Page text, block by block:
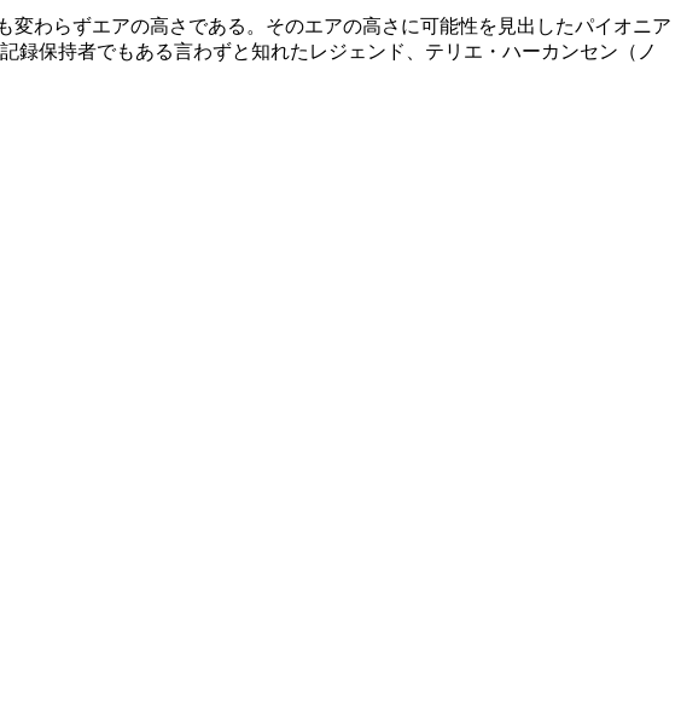
わらずエアの高さである。そのエアの高さに可能性を見出したパイオニア
録保持者でもある言わずと知れたレジェンド、テリエ・ハーカンセン（ノ